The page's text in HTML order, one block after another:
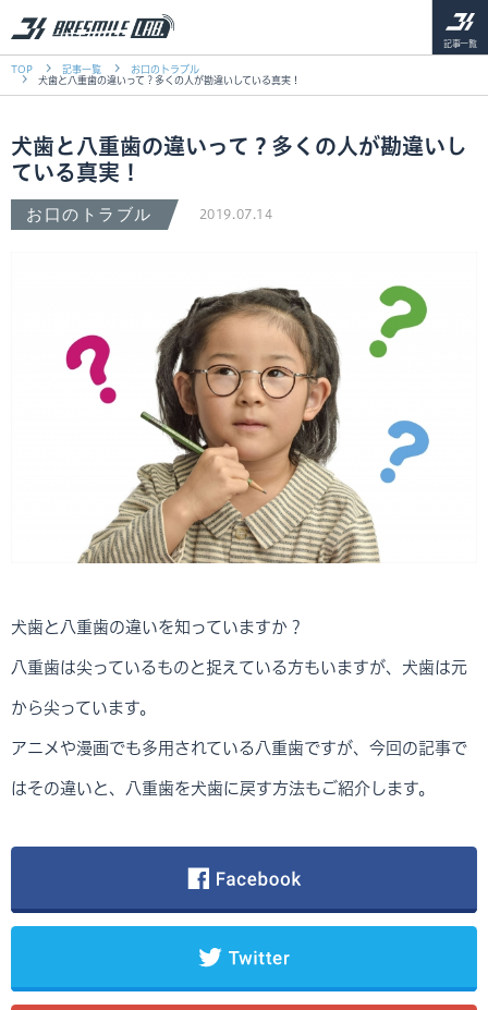
記事一覧
TOP 記事一覧
お口のトラブル
犬歯と八重歯の違いって？多くの人が勘違いしている真実！
犬歯と八重歯の違いって？多くの人が勘違いし
ている真実！
お口のトラブル 2019.07.14
犬歯と八重歯の違いを知っていますか？
八重歯は尖っているものと捉えている方もいますが、犬歯は元
から尖っています。
アニメや漫画でも多用されている八重歯ですが、今回の記事で
はその違いと、八重歯を犬歯に戻す方法もご紹介します。